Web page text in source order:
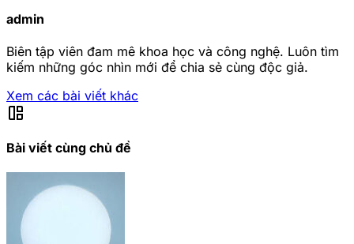
admin
Biên tập viên đam mê khoa học và công nghệ. Luôn tìm
kiếm những góc nhìn mới để chia sẻ cùng độc giả.
Xem các bài viết khác
auto_awesome_mosaic
Bài viết cùng chủ đề